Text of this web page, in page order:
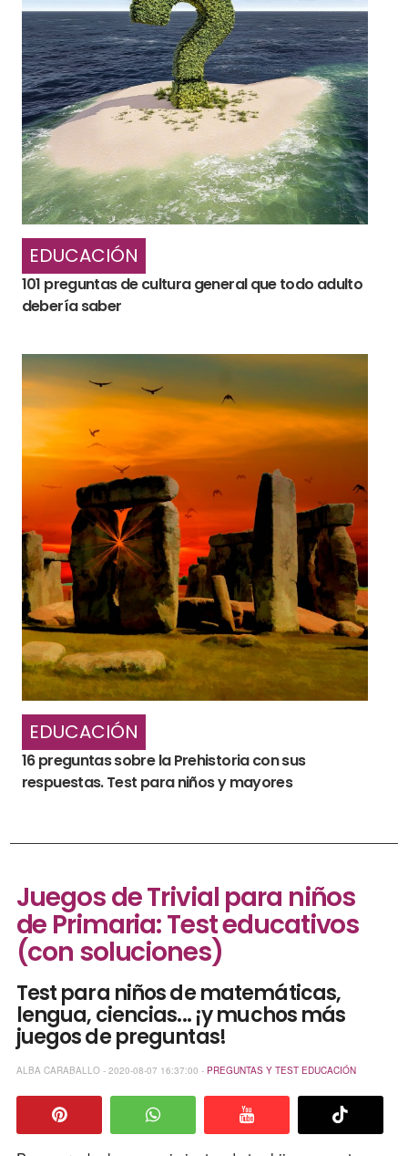
EDUCACIÓN
101 preguntas de cultura general que todo adulto
debería saber
EDUCACIÓN
16 preguntas sobre la Prehistoria con sus
respuestas. Test para niños y mayores
Juegos de Trivial para niños
de Primaria: Test educativos
(con soluciones)
Test para niños de matemáticas,
lengua, ciencias... ¡y muchos más
juegos de preguntas!
ALBA CARABALLO - 2020-08-07 16:37:00 - PREGUNTAS Y TEST EDUCACIÓN